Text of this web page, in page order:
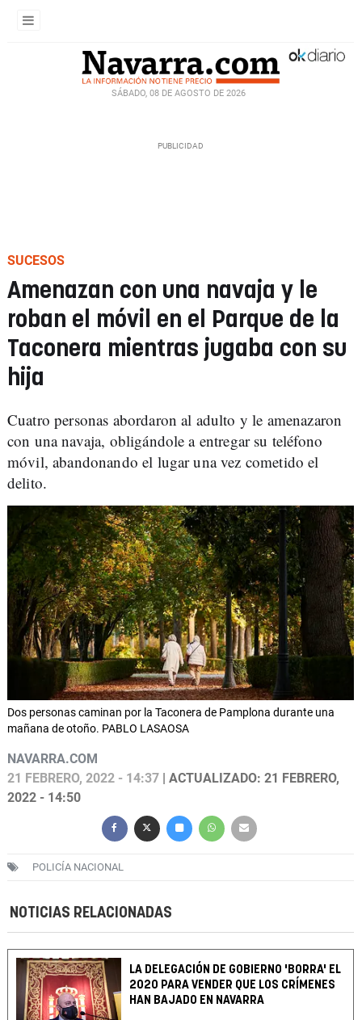
SÁBADO, 08 DE AGOSTO DE 2026
SUCESOS
Amenazan con una navaja y le
roban el móvil en el Parque de la
Taconera mientras jugaba con su
hija
Cuatro personas abordaron al adulto y le amenazaron
con una navaja, obligándole a entregar su teléfono
móvil, abandonando el lugar una vez cometido el
delito.
Dos personas caminan por la Taconera de Pamplona durante una
mañana de otoño. PABLO LASAOSA
NAVARRA.COM
21 FEBRERO, 2022 - 14:37 | ACTUALIZADO: 21 FEBRERO,
2022 - 14:50
POLICÍA NACIONAL
NOTICIAS RELACIONADAS
LA DELEGACIÓN DE GOBIERNO 'BORRA' EL
2020 PARA VENDER QUE LOS CRÍMENES
HAN BAJADO EN NAVARRA